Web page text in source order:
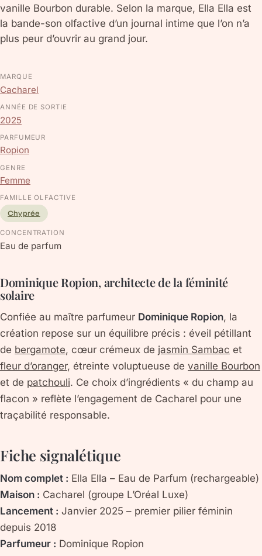
vanille Bourbon durable. Selon la marque, Ella Ella est
la bande-son olfactive d’un journal intime que l’on n’a
plus peur d’ouvrir au grand jour.
MARQUE
Cacharel
ANNÉE DE SORTIE
2025
PARFUMEUR
Ropion
GENRE
Femme
FAMILLE OLFACTIVE
Chyprée
CONCENTRATION
Eau de parfum
Dominique Ropion, architecte de la féminité
solaire
Confiée au maître parfumeur Dominique Ropion, la
création repose sur un équilibre précis : éveil pétillant
de bergamote, cœur crémeux de jasmin Sambac et
fleur d’oranger, étreinte voluptueuse de vanille Bourbon
et de patchouli. Ce choix d’ingrédients « du champ au
flacon » reflète l’engagement de Cacharel pour une
traçabilité responsable.
Fiche signalétique
Nom complet : Ella Ella – Eau de Parfum (rechargeable)
Maison : Cacharel (groupe L’Oréal Luxe)
Lancement : Janvier 2025 – premier pilier féminin
depuis 2018
Parfumeur : Dominique Ropion